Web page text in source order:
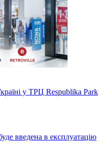
у ТРЦ Respublika Park
введена в експлуатацію